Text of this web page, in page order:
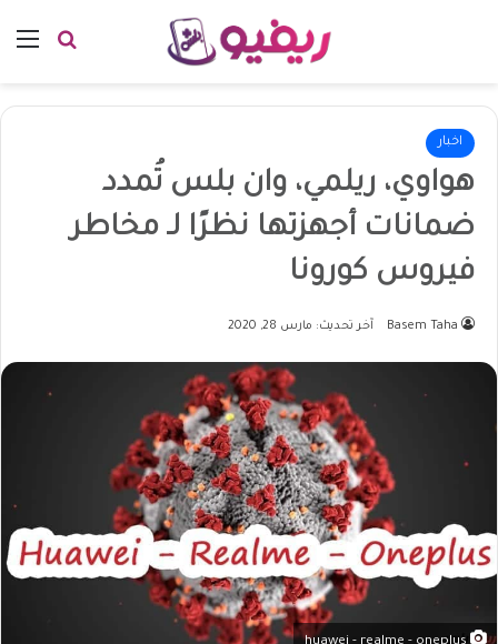
بحث
اخبار
هواوي، ريلمي، وان بلس تُمدد
ضمانات أجهزتها نظرًا لـ مخاطر
فيروس كورونا
Basem Taha آخر تحديث: مارس 28, 2020